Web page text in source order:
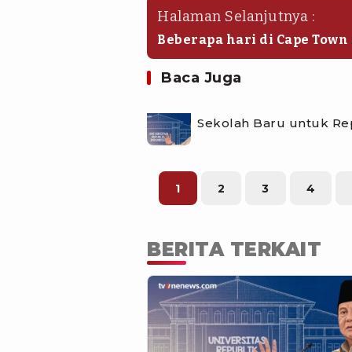
Halaman Selanjutnya :
Beberapa hari di Cape
jika hendak marathon di
dengan alam. Itu adalah
Baca Juga
Sekolah Baru untuk
1 2 3 4
BERITA TERKAIT